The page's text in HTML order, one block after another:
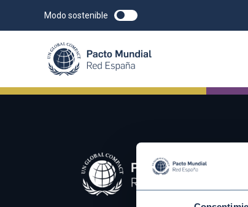
Modo sostenible